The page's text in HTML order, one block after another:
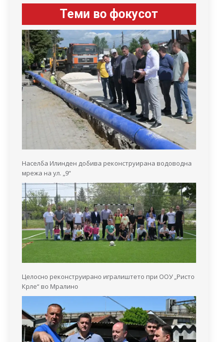
Теми во фокусот
Населба Илинден добива реконструирана водоводна
мрежа на ул. „9“
Целосно реконструирано игралиштето при ООУ „Ристо
Крле“ во Мралино